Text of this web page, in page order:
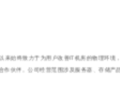
来始终致力于为用户改善IT 机房的物理环境
作伙伴。公司经营范围涉及服务器、存储产